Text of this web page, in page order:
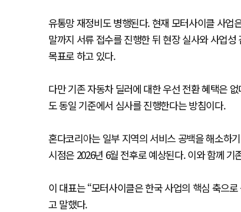
유통망 재정비도 병행된다. 현재 모터사이클 사업
말까지 서류 접수를 진행한 뒤 현장 실사와 사업
목표로 하고 있다.
다만 기존 자동차 딜러에 대한 우선 전환 혜택은
도 동일 기준에서 심사를 진행한다는 방침이다.
혼다코리아는 일부 지역의 서비스 공백을 해소하
시점은 2026년 6월 전후로 예상된다. 이와 함께
이 대표는 “모터사이클은 한국 사업의 핵심 축으
고 말했다.